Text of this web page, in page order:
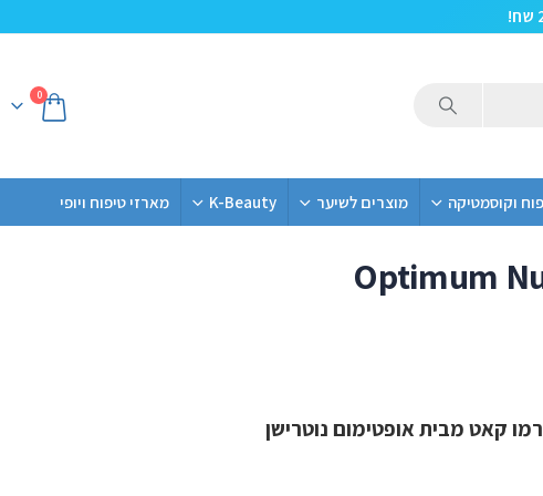
0
וקוסמטיקה מוצרים לשיער K-Beauty מארזי טיפוח ויופי
Optimum
קאט מבית אופטימום נוטרישן